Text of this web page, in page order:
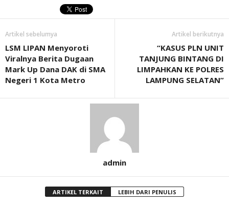
Artikel sebelumya
LSM LIPAN Menyoroti
Viralnya Berita Dugaan
Mark Up Dana DAK di SMA
Negeri 1 Kota Metro
Artikel berikutnya
“KASUS PLN UNIT
TANJUNG BINTANG DI
LIMPAHKAN KE POLRES
LAMPUNG SELATAN”
admin
ARTIKEL TERKAIT LEBIH DARI PENULIS